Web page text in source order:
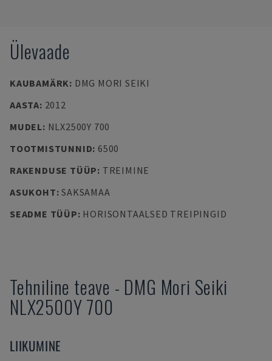
Ülevaade
KAUBAMÄRK: DMG MORI SEIKI
AASTA: 2012
MUDEL: NLX2500Y 700
TOOTMISTUNNID: 6500
RAKENDUSE TÜÜP: TREIMINE
ASUKOHT:SAKSAMAA
SEADME TÜÜP: HORISONTAALSED TREIPINGID
Tehniline teave - DMG Mori Seiki
NLX2500Y 700
LIIKUMINE